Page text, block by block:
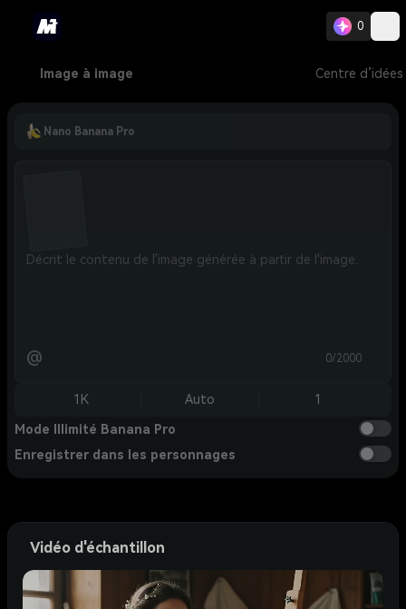
0
Image à image Centre d’idées
Nano Banana Pro
@ 0/2000
1K Auto 1
Mode Illimité Banana Pro
Enregistrer dans les personnages
Vidéo d'échantillon